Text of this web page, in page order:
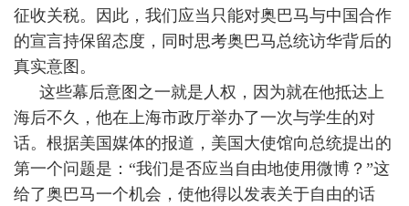
征收关税。因此，我们应当只能对奥巴马与中国合作
的宣言持保留态度，同时思考奥巴马总统访华背后的
真实意图。
这些幕后意图之一就是人权，因为就在他抵达上
海后不久，他在上海市政厅举办了一次与学生的对
话。根据美国媒体的报道，美国大使馆向总统提出的
第一个问题是：“我们是否应当自由地使用微博？”这
给了奥巴马一个机会，使他得以发表关于自由的话